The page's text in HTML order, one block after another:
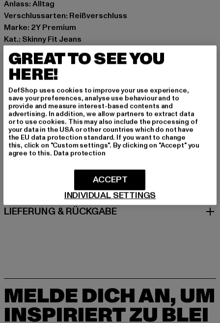
Anlass: Alltag
Verschlussarten: Reißverschluss
Marke: 2Y Premium
Kat.: Skinny Fit Jeans
Farbe: schwarz
Hersteller Farbe: black
Materialzusammensetzung: 97% Baumwolle, 3%
Elasthan
Art.Nr: B7937-00007
Hersteller: 2Y Premium GmbH |info@2y-studios.com
Hollefeldstraße 16 | 48282 Emsdetten | DE
GRÖSSE & PASSFORM
PFLEGEHINWEISE
LIEFERUNG & RÜCKGABE
MELDE DICH AN, UM
INSPIRIERT ZU BLEI
GREAT TO SEE YOU
HERE!
DefShop uses cookies to improve your use experience,
save your preferences, analyse use behaviour and to
provide and measure interest-based contents and
advertising. In addition, we allow partners to extract data
or to use cookies. This may also include the processing of
your data in the USA or other countries which do not have
the EU data protection standard. If you want to change
this, click on "Custom settings". By clicking on "Accept" you
agree to this. Data protection
INDIVIDUAL SETTINGS
ACCEPT